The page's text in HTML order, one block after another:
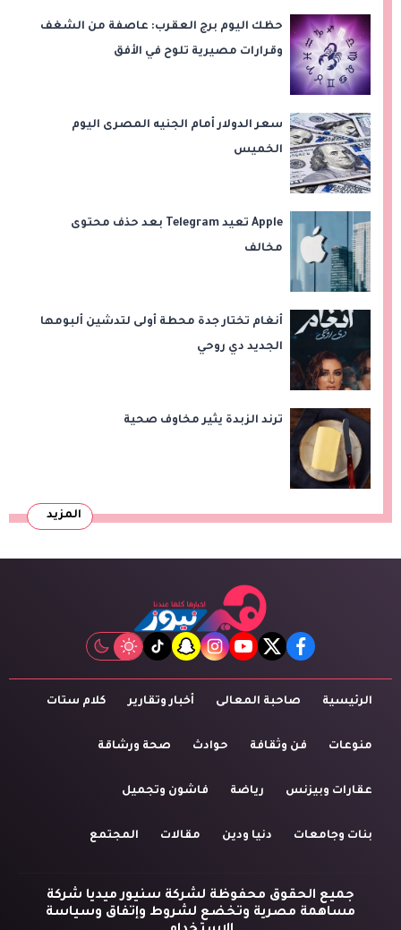
حظك اليوم برج العقرب: عاصفة من الشغف
وقرارات مصيرية تلوح في الأفق
سعر الدولار أمام الجنيه المصرى اليوم
الخميس
Apple تعيد Telegram بعد حذف محتوى
مخالف
أنغام تختار جدة محطة أولى لتدشين ألبومها
الجديد دي روحي
ترند الزبدة يثير مخاوف صحية
المزيد
facebook
twitter
youtube
instagram
snapchat
tiktok
الرئيسية صاحبة المعالى أخبار وتقارير كلام ستات
منوعات فن وثقافة حوادث صحة ورشاقة
عقارات وبيزنس رياضة فاشون وتجميل
بنات وجامعات دنيا ودين مقالات المجتمع
جميع الحقوق محفوظة لشركة سنيور ميديا شركة
مساهمة مصرية وتخضع لشروط وإتفاق وسياسة